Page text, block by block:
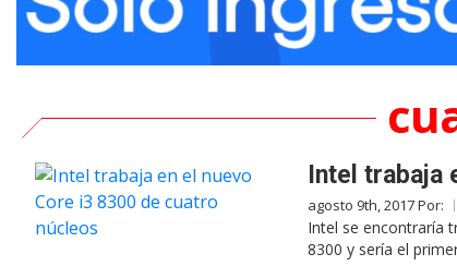
Intel trabaja
agosto 9th, 2017 Por:
Intel se encontraría
8300 y sería el